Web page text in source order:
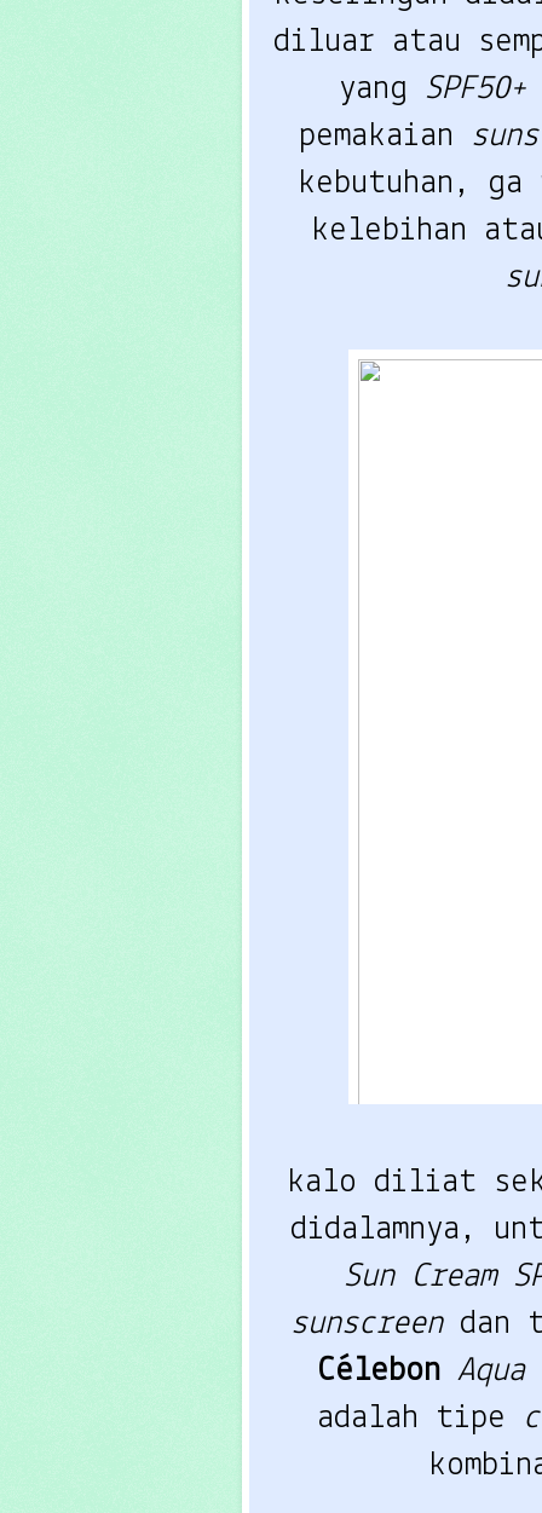
diluar atau
yang SPF50+
pemakaian
kebutuhan,
kalo diliat
didalamnya,
Sun Cream
sunscreen dan
Célebon
adalah tipe